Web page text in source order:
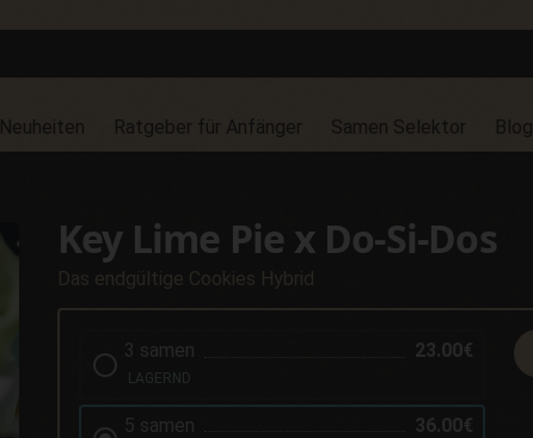
Neuheiten Ratgeber für Anfänger Samen Selektor Blog
Key Lime Pie x Do-Si-Dos
Das endgültige Cookies Hybrid
3 samen 23.00€
LAGERND
5 samen 36.00€